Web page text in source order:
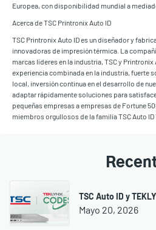
Europea, con disponibilidad mundial a
Acerca de TSC Printronix Auto ID
TSC Printronix Auto ID es un diseñador y
innovadoras de impresión térmica. La
marcas líderes en la industria, TSC y Printronix
experiencia combinada en la industria, fuerte
local, inversión continua en el desarrollo de
adaptar rápidamente soluciones para
pequeñas empresas a empresas de Fortune
miembros orgullosos de la familia TSC Auto ID
TSC Auto ID y
Mayo 20, 2026